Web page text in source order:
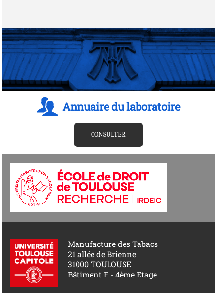
Annuaire du laboratoire
CONSULTER
Manufacture des Tabacs
21 allée de Brienne
31000 TOULOUSE
Bâtiment F - 4ème Etage